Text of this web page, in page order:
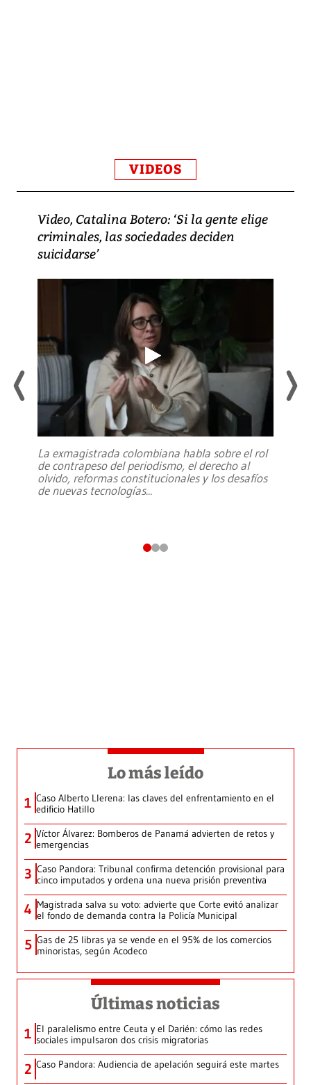
VIDEOS
Video, Catalina Botero: ‘Si la gente elige
criminales, las sociedades deciden
suicidarse’
La exmagistrada colombiana habla sobre el rol
de contrapeso del periodismo, el derecho al
olvido, reformas constitucionales y los desafíos
de nuevas tecnologías...
Lo más leído
1 Caso Alberto Llerena: las claves del enfrentamiento en el
edificio Hatillo
2 Víctor Álvarez: Bomberos de Panamá advierten de retos y
emergencias
3 Caso Pandora: Tribunal confirma detención provisional para
cinco imputados y ordena una nueva prisión preventiva
4 Magistrada salva su voto: advierte que Corte evitó analizar
el fondo de demanda contra la Policía Municipal
5 Gas de 25 libras ya se vende en el 95% de los comercios
minoristas, según Acodeco
Últimas noticias
1 El paralelismo entre Ceuta y el Darién: cómo las redes
sociales impulsaron dos crisis migratorias
2 Caso Pandora: Audiencia de apelación seguirá este martes